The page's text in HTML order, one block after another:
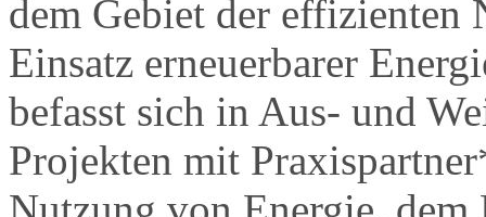
dem Gebiet der effizienten
Einsatz erneuerbarer
befasst sich in Aus- und
Projekten mit